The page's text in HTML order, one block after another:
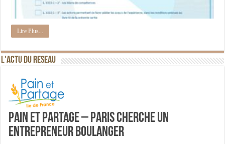
Lire Plus...
L'ACTU DU RESEAU
Pain et Partage – Paris cherche un
entrepreneur boulanger